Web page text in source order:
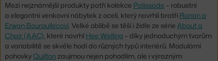
Mezi nejznámější produkty patří kolekce Palissade – robustní
a elegantní venkovní nábytek z oceli, který navrhli bratři Ronan a
Erwan Bouroullecovi. Velké oblibě se těší i židle ze série About a
Chair (AAC), které navrhl Hee Welling – díky jednoduchým tvarům
a variabilitě se skvěle hodí do různých typů interiérů. Modulární
pohovky Quiltonzaujmou nejen pohodlím, ale i výrazným